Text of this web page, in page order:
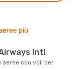
più
Airways Intl